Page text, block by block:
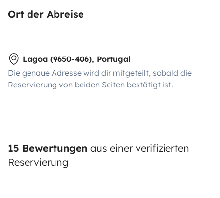
Ort der Abreise
Lagoa (9650-406), Portugal
Die genaue Adresse wird dir mitgeteilt, sobald die
Reservierung von beiden Seiten bestätigt ist.
15 Bewertungen aus einer verifizierten
Reservierung